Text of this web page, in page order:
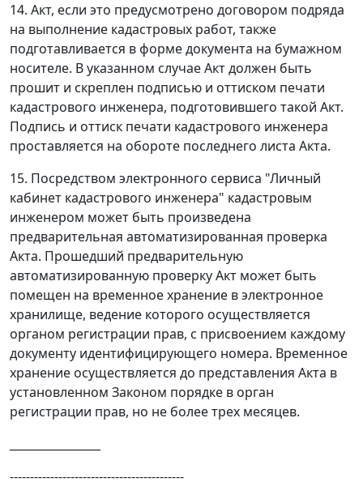
14. Акт, если это предусмотрено договором подряда
на выполнение кадастровых работ, также
подготавливается в форме документа на бумажном
носителе. В указанном случае Акт должен быть
прошит и скреплен подписью и оттиском печати
кадастрового инженера, подготовившего такой Акт.
Подпись и оттиск печати кадастрового инженера
проставляется на обороте последнего листа Акта.
15. Посредством электронного сервиса "Личный
кабинет кадастрового инженера" кадастровым
инженером может быть произведена
предварительная автоматизированная проверка
Акта. Прошедший предварительную
автоматизированную проверку Акт может быть
помещен на временное хранение в электронное
хранилище, ведение которого осуществляется
органом регистрации прав, с присвоением каждому
документу идентифицирующего номера. Временное
хранение осуществляется до представления Акта в
установленном Законом порядке в орган
регистрации прав, но не более трех месяцев.
-------------------------------------------